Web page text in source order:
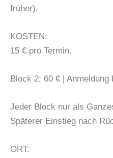
früher).
KOSTEN:
15 € pro Termin.
Block 2: 60 € | Anmeldung
Jeder Block nur als
Späterer Einstieg nach
ORT: